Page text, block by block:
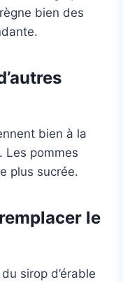
bien des
bien à la
Les pommes
plus sucrée.
le
sirop d’érable